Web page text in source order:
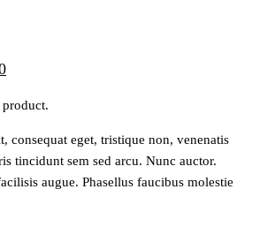
Le
actuel
est :
$20.00.
consequat eget, tristique non, venenatis
tincidunt sem sed arcu. Nunc auctor.
augue. Phasellus faucibus molestie